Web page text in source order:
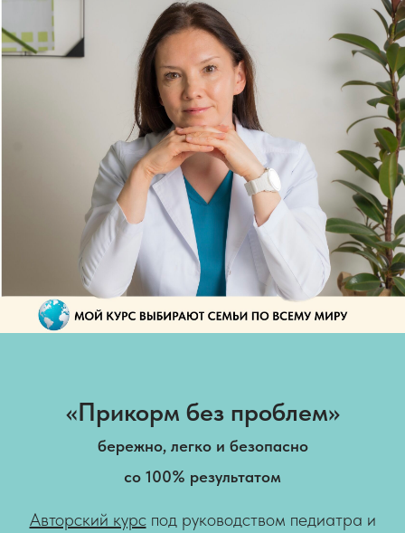
«Прикорм без проблем»
бережно, легко и безопасно
со 100% результатом
Авторский курспод руководством педиатра и